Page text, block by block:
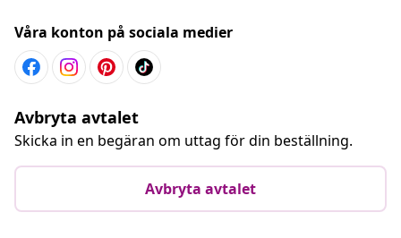
Våra konton på sociala medier
Avbryta avtalet
Skicka in en begäran om uttag för din beställning.
Avbryta avtalet